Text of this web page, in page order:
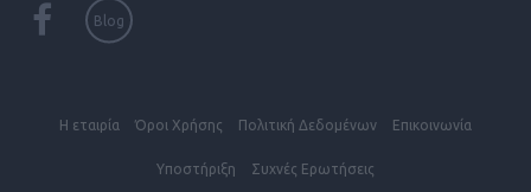
Blog
Η εταιρία Όροι Xρήσης Πολιτική Δεδομένων Επικοινωνία
Υποστήριξη Συχνές Eρωτήσεις